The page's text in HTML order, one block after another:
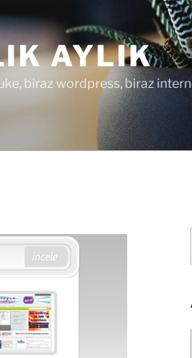
AYLIK
biraz wordpress, biraz